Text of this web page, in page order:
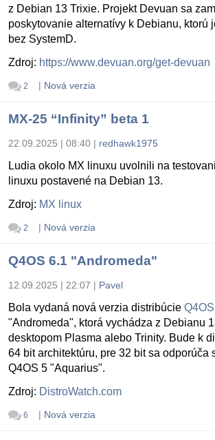
z Debian 13 Trixie. Projekt Devuan sa
poskytovanie alternatívy k Debianu, ktorú
bez SystemD.
Zdroj: https://www.devuan.org/get-devuan
2 | Nová verzia
MX-25 “Infinity” beta 1
22.09.2025 | 08:40 | redhawk1975
Ludia okolo MX linuxu uvolnili na
linuxu postavené na Debian 13.
Zdroj: MX linux
2 | Nová verzia
Q4OS 6.1 "Andromeda"
12.09.2025 | 22:07 | Pavel
Bola vydaná nová verzia distribúcie Q4OS
"Andromeda", ktorá vychádza z Debianu
desktopom Plasma alebo Trinity. Bude k
64 bit architektúru, pre 32 bit sa odporúča
Q4OS 5 "Aquarius".
Zdroj: DistroWatch.com
6 | Nová verzia